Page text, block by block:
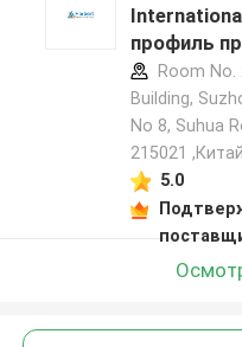
профиль
Room No.
Building,
No 8, Suhua
215021 ,Китай
5.0